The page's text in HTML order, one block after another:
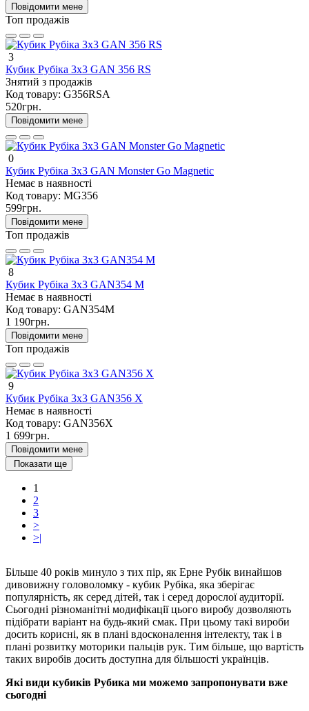
Повідомити мене
Топ продажів
3
Кубик Рубіка 3х3 GAN 356 RS
Знятий з продажів
Код товару: G356RSA
520грн.
Повідомити мене
0
Кубик Рубіка 3х3 GAN Monster Go Magnetic
Немає в наявності
Код товару: MG356
599грн.
Повідомити мене
Топ продажів
8
Кубик Рубіка 3х3 GAN354 M
Немає в наявності
Код товару: GAN354M
1 190грн.
Повідомити мене
Топ продажів
9
Кубик Рубіка 3х3 GAN356 X
Немає в наявності
Код товару: GAN356X
1 699грн.
Повідомити мене
Показати ще
1
2
3
>
>|
Більше 40 років минуло з тих пір, як Ерне Рубік винайшов
дивовижну головоломку - кубик Рубіка, яка зберігає
популярність, як серед дітей, так і серед дорослої аудиторії.
Сьогодні різноманітні модифікації цього виробу дозволяють
підібрати варіант на будь-який смак. При цьому такі вироби
досить корисні, як в плані вдосконалення інтелекту, так і в
плані розвитку моторики пальців рук. Тим більше, що вартість
таких виробів досить доступна для більшості українців.
Які види кубиків Рубика ми можемо запропонувати вже
сьогодні